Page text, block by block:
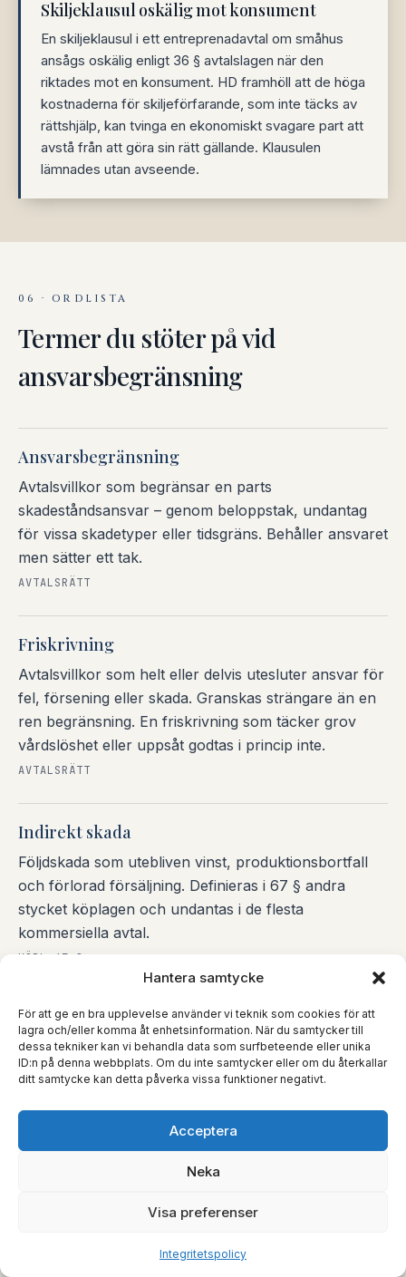
Hantera samtycke
För att ge en bra upplevelse använder vi teknik som cookies för att
lagra och/eller komma åt enhetsinformation. När du samtycker till
dessa tekniker kan vi behandla data som surfbeteende eller unika
ID:n på denna webbplats. Om du inte samtycker eller om du återkallar
ditt samtycke kan detta påverka vissa funktioner negativt.
Acceptera
Neka
Visa preferenser
Integritetspolicy
Skiljeklausul oskälig mot konsument
En skiljeklausul i ett entreprenadavtal om småhus
ansågs oskälig enligt 36 § avtalslagen när den
riktades mot en konsument. HD framhöll att de höga
kostnaderna för skiljeförfarande, som inte täcks av
rättshjälp, kan tvinga en ekonomiskt svagare part att
avstå från att göra sin rätt gällande. Klausulen
lämnades utan avseende.
06 · ORDLISTA
Termer du stöter på vid
ansvarsbegränsning
Ansvarsbegränsning
Avtalsvillkor som begränsar en parts
skadeståndsansvar – genom beloppstak, undantag
för vissa skadetyper eller tidsgräns. Behåller ansvaret
men sätter ett tak.
AVTALSRÄTT
Friskrivning
Avtalsvillkor som helt eller delvis utesluter ansvar för
fel, försening eller skada. Granskas strängare än en
ren begränsning. En friskrivning som täcker grov
vårdslöshet eller uppsåt godtas i princip inte.
AVTALSRÄTT
Indirekt skada
Följdskada som utebliven vinst, produktionsbortfall
och förlorad försäljning. Definieras i 67 § andra
stycket köplagen och undantas i de flesta
kommersiella avtal.
KÖPL 67 §
Grov vårdslöshet
Kvalificerad oaktsamhet. En friskrivning från eget
uppsåtligt eller grovt vårdslöst handlande godtas i
är dock hög och bedöms i en helhetsvärdering.
36 § AvtL
hänvisning och tillgänglighet. Särskilt betungande